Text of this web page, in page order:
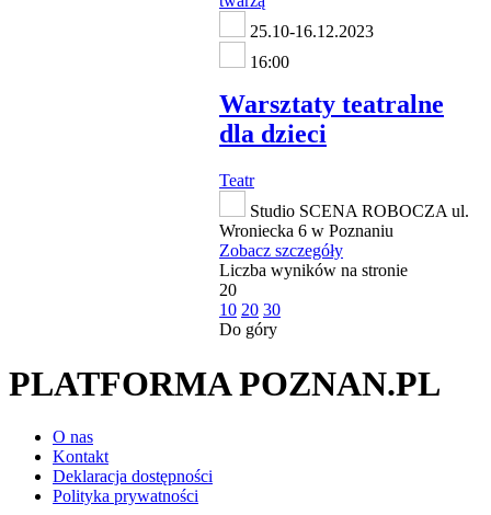
25.10-16.12.2023
16:00
Warsztaty teatralne
dla dzieci
Teatr
Studio SCENA ROBOCZA ul.
Wroniecka 6 w Poznaniu
Zobacz szczegóły
Liczba wyników na stronie
20
10 20 30
Do góry
PLATFORMA POZNAN.PL
O nas
Kontakt
Deklaracja dostępności
Polityka prywatności